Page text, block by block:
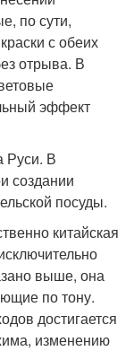
по сути,
с обеих
отрыва. В
эффект
Руси. В
создании
посуды.
китайская
выше, она
по тону.
достигается
изменению